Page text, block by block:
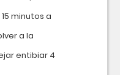
minutos a
a la
entibiar 4